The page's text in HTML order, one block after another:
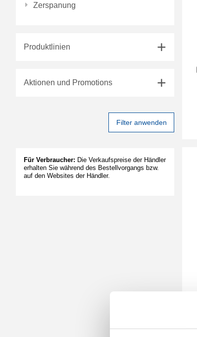
Zerspanung
Produktlinien
Aktionen und Promotions
Filter anwenden
Für Verbraucher: Die Verkaufspreise der Händler
erhalten Sie während des Bestellvorgangs bzw.
auf den Websites der Händler.